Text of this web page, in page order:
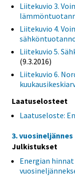
Liitekuvio 3.
Liitekuvio 4.
Liitekuvio 5.
(9.3.2016)
Liitekuvio 6.
Laatuselosteet
Laatuseloste:
3. vuosineljännes
Julkistukset
Energian